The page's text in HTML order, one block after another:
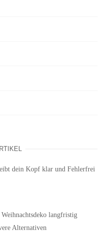
dein Kopf klar und Fehlerfrei
langfristig
Alternativen